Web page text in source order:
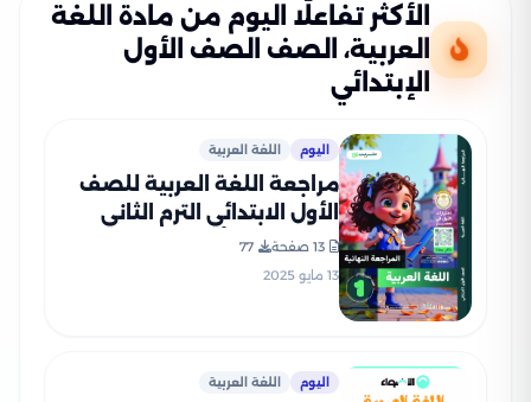
الأكثر تفاعلًا اليوم من مادة اللغة
العربية، الصف الصف الأول
الإبتدائي
اليوم اللغة العربية
مراجعة اللغة العربية للصف
الأول الابتدائي الترم الثاني
2025 من التأسيس السليم
PDF بالاجابات
13 صفحة
77
13 مايو 2025
اليوم اللغة العربية